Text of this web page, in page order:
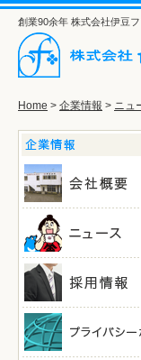
創業90余年 株式会社伊豆
Home > 企業情報 > ニュ